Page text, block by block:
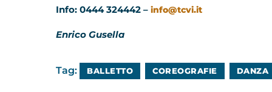
Info: 0444 324442 – info@tcvi.it
Enrico Gusella
Tag: BALLETTO COREOGRAFIE DANZA